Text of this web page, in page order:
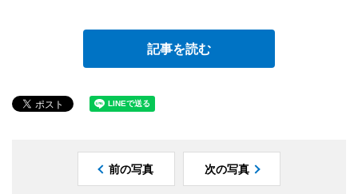
記事を読む
前の写真 次の写真